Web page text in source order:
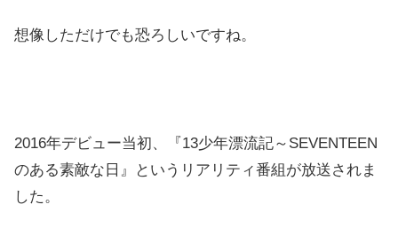
想像しただけでも恐ろしいですね。
2016年デビュー当初、『13少年漂流記～SEVENTEEN
のある素敵な日』というリアリティ番組が放送されま
した。